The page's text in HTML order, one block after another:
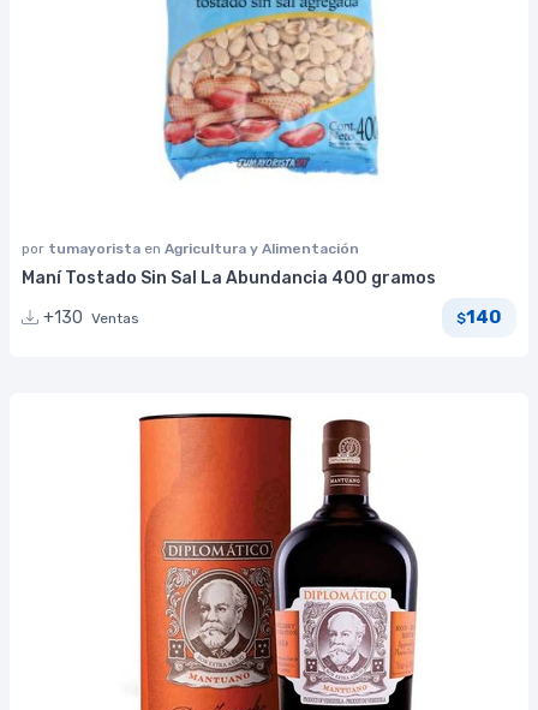
por tumayorista en Agricultura y Alimentación
Maní Tostado Sin Sal La Abundancia 400 gramos
+130 Ventas $140